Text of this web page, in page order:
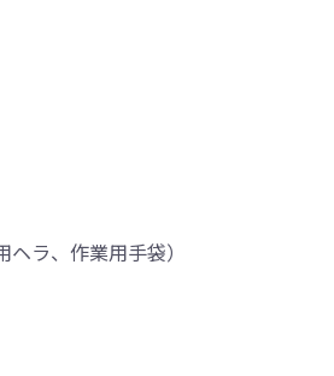
ラ、作業用手袋）